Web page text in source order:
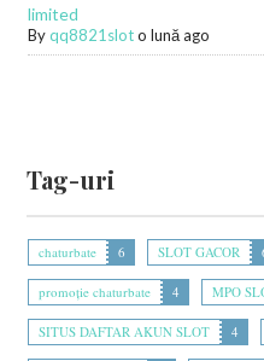
limited
Byqq8821slot o lună ago
Tag-uri
chaturbate 6 SLOT GACOR
promoție chaturbate 4 MPO
SITUS DAFTAR AKUN SLOT 4